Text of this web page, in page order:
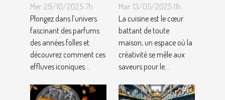
années folles
influencent-
ils la mode
moderne ?
Mer. 29/10/2025 7h
Plongez dans l’univers
fascinant des parfums
des années folles et
découvrez comment ces
effluves iconiques...
choisir le
meilleur
équipement
de cuisine
Mar. 13/05/2025 11h
La cuisine est le cœur
battant de toute
maison, un espace où la
créativité se mêle aux
saveurs pour le...